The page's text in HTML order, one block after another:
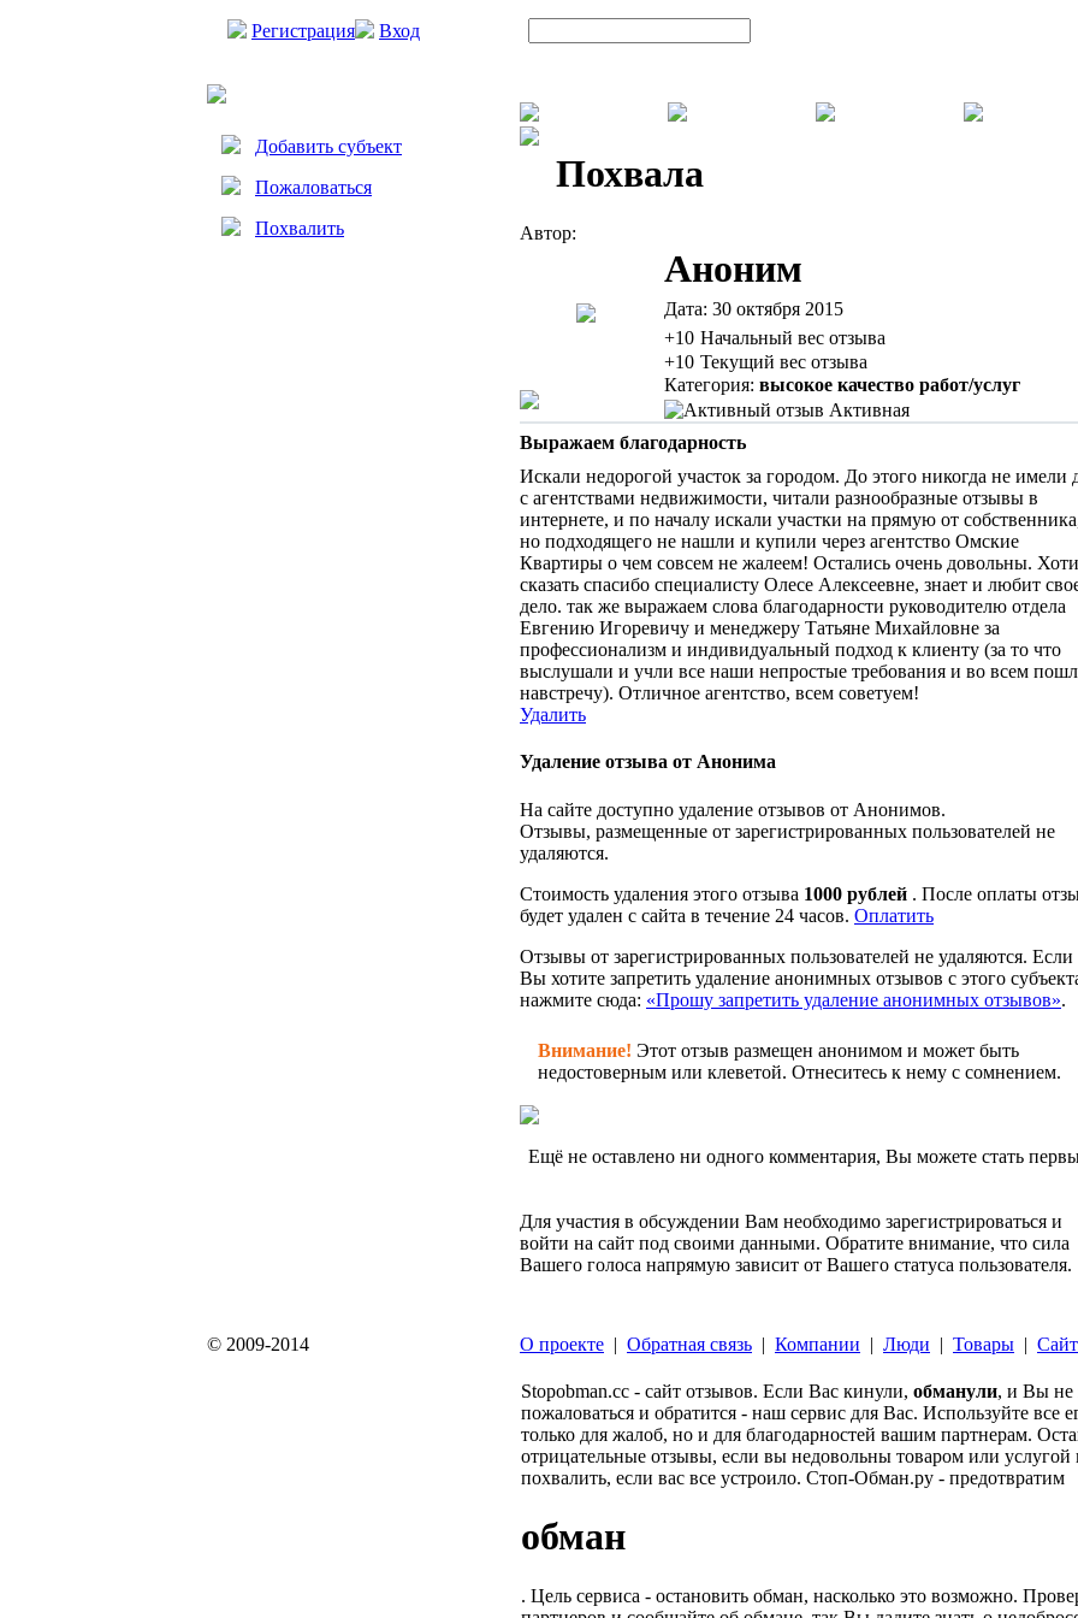
Регистрация Вход
Добавить субъект
Пожаловаться
Похвалить
Похвала
Автор:
Аноним
Дата: 30 октября 2015
+10 Начальный вес отзыва
+10 Текущий вес отзыва
Категория: высокое качество работ/услуг
Активная
Выражаем благодарность
Искали недорогой участок за городом. До этого никогда не имели
с агентствами недвижимости, читали разнообразные отзывы в
интернете, и по началу искали участки на прямую от
но подходящего не нашли и купили через агентство Омские
Квартиры о чем совсем не жалеем! Остались очень довольны.
сказать спасибо специалисту Олесе Алексеевне, знает и любит
дело. так же выражаем слова благодарности руководителю отдела
Евгению Игоревичу и менеджеру Татьяне Михайловне за
профессионализм и индивидуальный подход к клиенту (за то что
выслушали и учли все наши непростые требования и во всем
навстречу). Отличное агентство, всем советуем!
Удалить
Удаление отзыва от Анонима
На сайте доступно удаление отзывов от Анонимов.
Отзывы, размещенные от зарегистрированных пользователей не
удаляются.
Стоимость удаления этого отзыва 1000 рублей . После оплаты
будет удален с сайта в течение 24 часов. Оплатить
Отзывы от зарегистрированных пользователей не удаляются. Если
Вы хотите запретить удаление анонимных отзывов с этого
нажмите сюда: «Прошу запретить удаление анонимных отзывов».
Внимание! Этот отзыв размещен анонимом и может быть
недостоверным или клеветой. Отнеситесь к нему с сомнением.
Ещё не оставлено ни одного комментария, Вы можете стать
Для участия в обсуждении Вам необходимо зарегистрироваться и
войти на сайт под своими данными. Обратите внимание, что сила
Вашего голоса напрямую зависит от Вашего статуса пользователя.
© 2009-2014 О проекте | Обратная связь | Компании | Люди | Товары |
Stopobman.cc - сайт отзывов. Если Вас кинули, обманули, и Вы не
пожаловаться и обратится - наш сервис для Вас. Используйте все
только для жалоб, но и для благодарностей вашим партнерам.
отрицательные отзывы, если вы недовольны товаром или услугой
похвалить, если вас все устроило. Стоп-Обман.ру - предотвратим
обман
. Цель сервиса - остановить обман, насколько это возможно.